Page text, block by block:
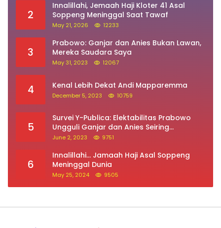
2
Innalillahi, Jemaah Haji Kloter 41 Asal
Soppeng Meninggal Saat Tawaf
May 21, 2026 12233
3
Prabowo: Ganjar dan Anies Bukan Lawan,
Mereka Saudara Saya
May 31, 2023 12067
4 Kenal Lebih Dekat Andi Mapparemma
December 5, 2023 10759
5
Survei Y-Publica: Elektabilitas Prabowo
Ungguli Ganjar dan Anies Seiring
Kepuasan Terhadap Jokowi Naik
June 2, 2023 9751
6
Innalillahi… Jamaah Haji Asal Soppeng
Meninggal Dunia
May 25, 2024 9505